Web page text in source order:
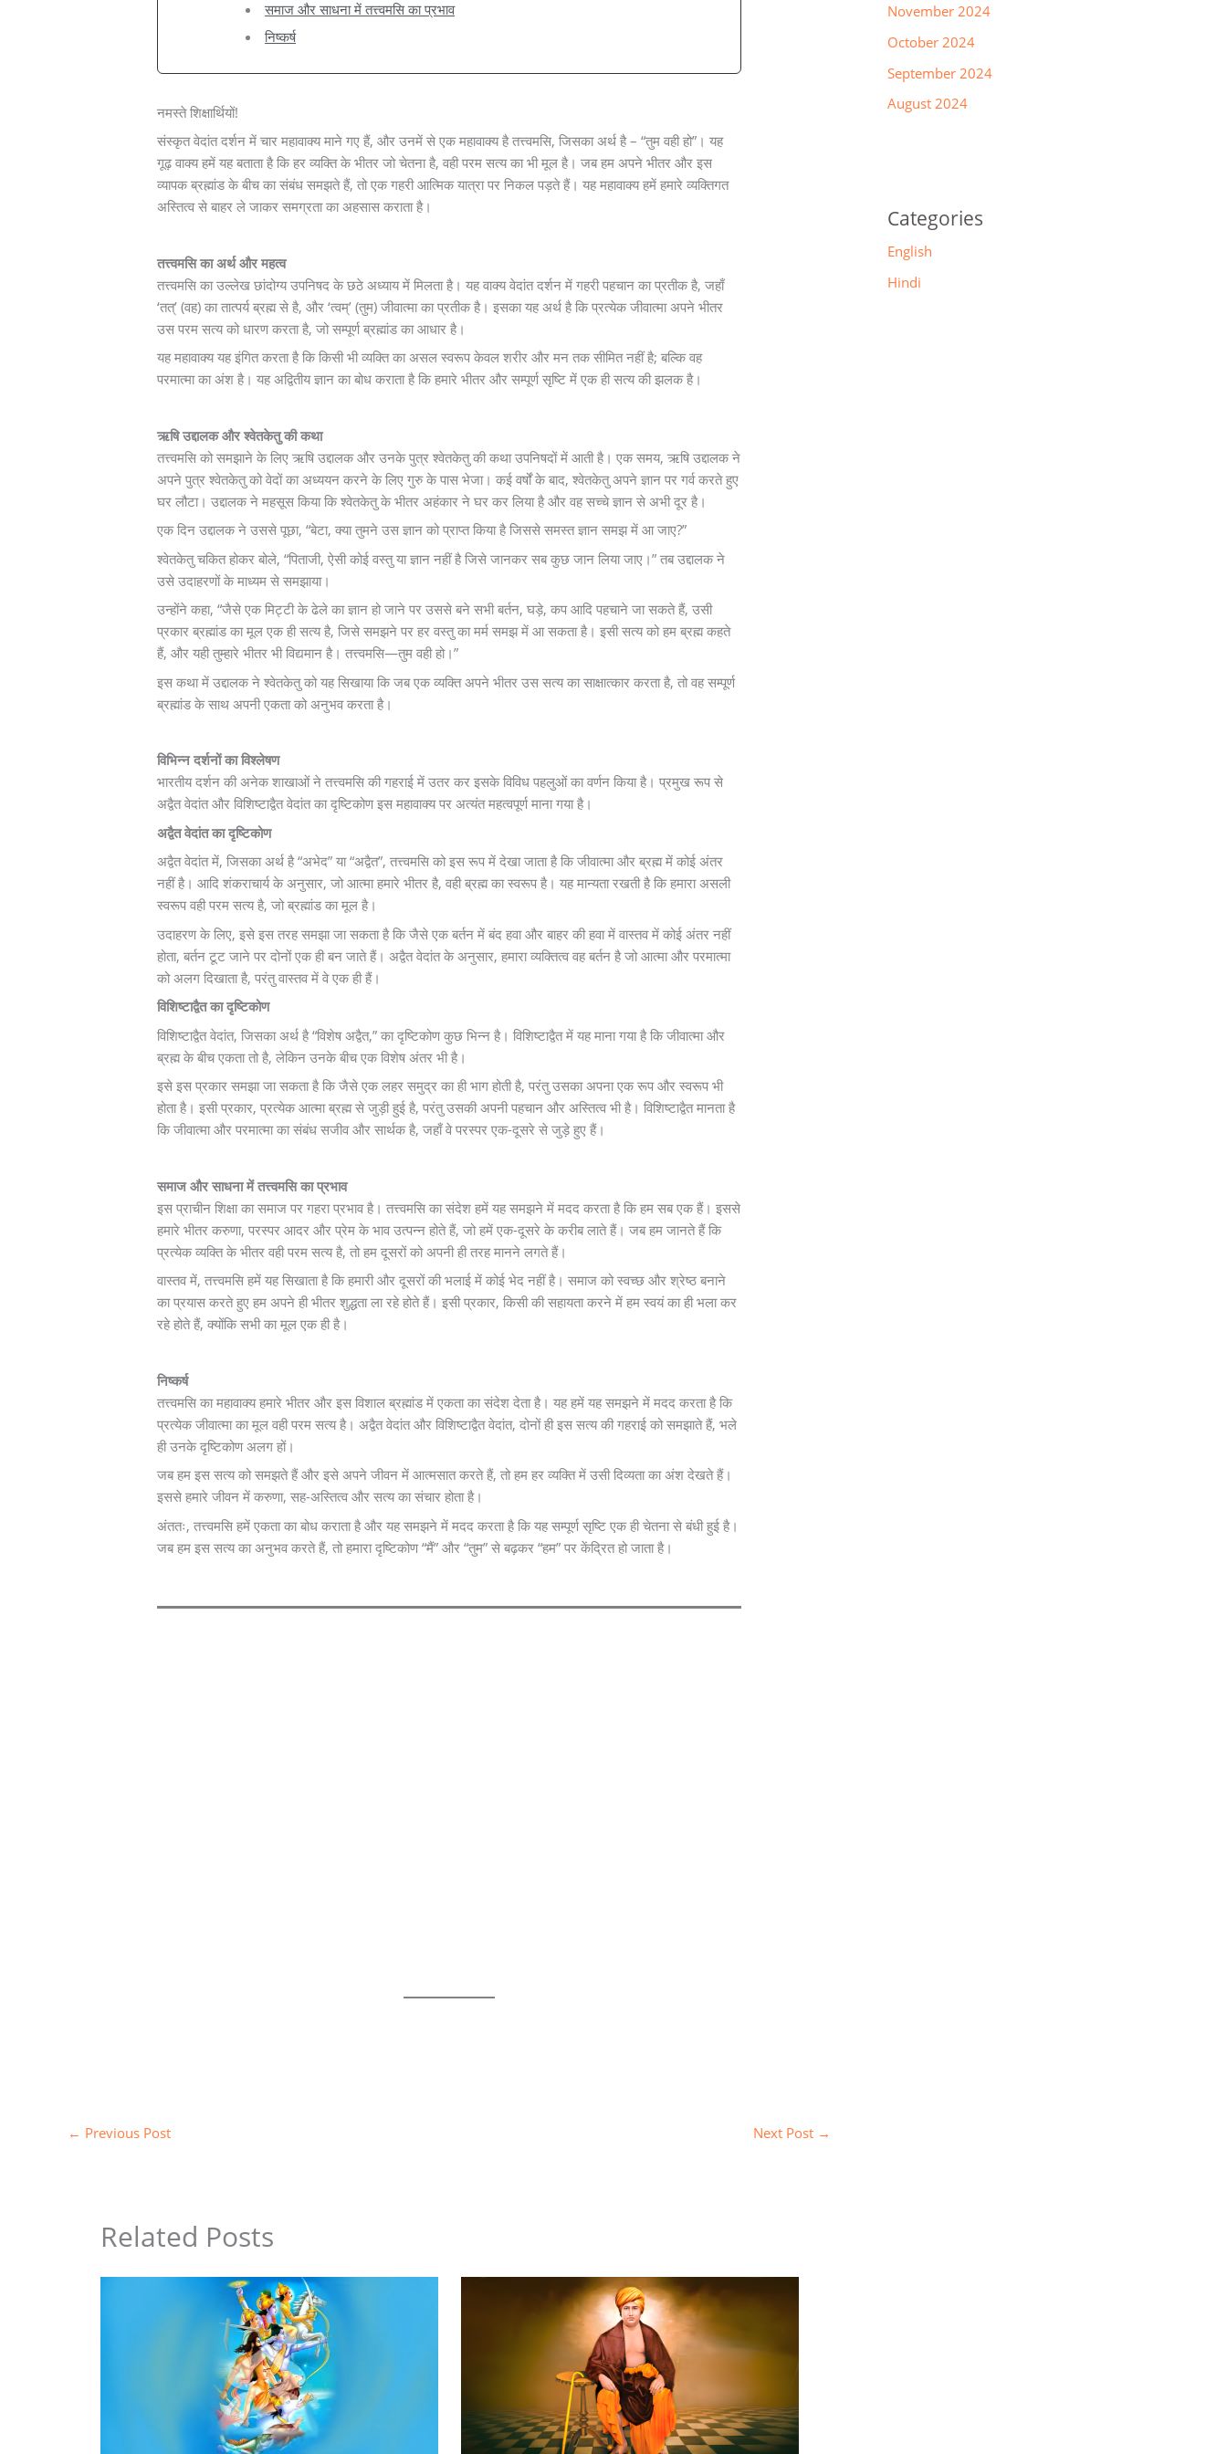
समाज और साधना में तत्त्वमसि का प्रभाव
निष्कर्ष
नमस्ते शिक्षार्थियों!
संस्कृत वेदांत दर्शन में चार महावाक्य माने गए हैं, और उनमें से एक महावाक्य है तत्त्वमसि, जिसका अर्थ है – “तुम वही हो”। यह
गूढ़ वाक्य हमें यह बताता है कि हर व्यक्ति के भीतर जो चेतना है, वही परम सत्य का भी मूल है। जब हम अपने भीतर और इस
व्यापक ब्रह्मांड के बीच का संबंध समझते हैं, तो एक गहरी आत्मिक यात्रा पर निकल पड़ते हैं। यह महावाक्य हमें हमारे व्यक्तिगत
अस्तित्व से बाहर ले जाकर समग्रता का अहसास कराता है।
तत्त्वमसि का अर्थ और महत्व
तत्त्वमसि का उल्लेख छांदोग्य उपनिषद के छठे अध्याय में मिलता है। यह वाक्य वेदांत दर्शन में गहरी पहचान का प्रतीक है, जहाँ
‘तत्’ (वह) का तात्पर्य ब्रह्म से है, और ‘त्वम्’ (तुम) जीवात्मा का प्रतीक है। इसका यह अर्थ है कि प्रत्येक जीवात्मा अपने भीतर
उस परम सत्य को धारण करता है, जो सम्पूर्ण ब्रह्मांड का आधार है।
यह महावाक्य यह इंगित करता है कि किसी भी व्यक्ति का असल स्वरूप केवल शरीर और मन तक सीमित नहीं है; बल्कि वह
परमात्मा का अंश है। यह अद्वितीय ज्ञान का बोध कराता है कि हमारे भीतर और सम्पूर्ण सृष्टि में एक ही सत्य की झलक है।
ऋषि उद्दालक और श्वेतकेतु की कथा
तत्त्वमसि को समझाने के लिए ऋषि उद्दालक और उनके पुत्र श्वेतकेतु की कथा उपनिषदों में आती है। एक समय, ऋषि उद्दालक ने
अपने पुत्र श्वेतकेतु को वेदों का अध्ययन करने के लिए गुरु के पास भेजा। कई वर्षों के बाद, श्वेतकेतु अपने ज्ञान पर गर्व करते हुए
घर लौटा। उद्दालक ने महसूस किया कि श्वेतकेतु के भीतर अहंकार ने घर कर लिया है और वह सच्चे ज्ञान से अभी दूर है।
एक दिन उद्दालक ने उससे पूछा, “बेटा, क्या तुमने उस ज्ञान को प्राप्त किया है जिससे समस्त ज्ञान समझ में आ जाए?”
श्वेतकेतु चकित होकर बोले, “पिताजी, ऐसी कोई वस्तु या ज्ञान नहीं है जिसे जानकर सब कुछ जान लिया जाए।” तब उद्दालक ने
उसे उदाहरणों के माध्यम से समझाया।
उन्होंने कहा, “जैसे एक मिट्टी के ढेले का ज्ञान हो जाने पर उससे बने सभी बर्तन, घड़े, कप आदि पहचाने जा सकते हैं, उसी
प्रकार ब्रह्मांड का मूल एक ही सत्य है, जिसे समझने पर हर वस्तु का मर्म समझ में आ सकता है। इसी सत्य को हम ब्रह्म कहते
हैं, और यही तुम्हारे भीतर भी विद्यमान है। तत्त्वमसि—तुम वही हो।”
इस कथा में उद्दालक ने श्वेतकेतु को यह सिखाया कि जब एक व्यक्ति अपने भीतर उस सत्य का साक्षात्कार करता है, तो वह सम्पूर्ण
ब्रह्मांड के साथ अपनी एकता को अनुभव करता है।
विभिन्न दर्शनों का विश्लेषण
भारतीय दर्शन की अनेक शाखाओं ने तत्त्वमसि की गहराई में उतर कर इसके विविध पहलुओं का वर्णन किया है। प्रमुख रूप से
अद्वैत वेदांत और विशिष्टाद्वैत वेदांत का दृष्टिकोण इस महावाक्य पर अत्यंत महत्वपूर्ण माना गया है।
अद्वैत वेदांत का दृष्टिकोण
अद्वैत वेदांत में, जिसका अर्थ है “अभेद” या “अद्वैत”, तत्त्वमसि को इस रूप में देखा जाता है कि जीवात्मा और ब्रह्म में कोई अंतर
नहीं है। आदि शंकराचार्य के अनुसार, जो आत्मा हमारे भीतर है, वही ब्रह्म का स्वरूप है। यह मान्यता रखती है कि हमारा असली
स्वरूप वही परम सत्य है, जो ब्रह्मांड का मूल है।
उदाहरण के लिए, इसे इस तरह समझा जा सकता है कि जैसे एक बर्तन में बंद हवा और बाहर की हवा में वास्तव में कोई अंतर नहीं
होता, बर्तन टूट जाने पर दोनों एक ही बन जाते हैं। अद्वैत वेदांत के अनुसार, हमारा व्यक्तित्व वह बर्तन है जो आत्मा और परमात्मा
को अलग दिखाता है, परंतु वास्तव में वे एक ही हैं।
विशिष्टाद्वैत का दृष्टिकोण
विशिष्टाद्वैत वेदांत, जिसका अर्थ है “विशेष अद्वैत,” का दृष्टिकोण कुछ भिन्न है। विशिष्टाद्वैत में यह माना गया है कि जीवात्मा और
ब्रह्म के बीच एकता तो है, लेकिन उनके बीच एक विशेष अंतर भी है।
इसे इस प्रकार समझा जा सकता है कि जैसे एक लहर समुद्र का ही भाग होती है, परंतु उसका अपना एक रूप और स्वरूप भी
होता है। इसी प्रकार, प्रत्येक आत्मा ब्रह्म से जुड़ी हुई है, परंतु उसकी अपनी पहचान और अस्तित्व भी है। विशिष्टाद्वैत मानता है
कि जीवात्मा और परमात्मा का संबंध सजीव और सार्थक है, जहाँ वे परस्पर एक-दूसरे से जुड़े हुए हैं।
समाज और साधना में तत्त्वमसि का प्रभाव
इस प्राचीन शिक्षा का समाज पर गहरा प्रभाव है। तत्त्वमसि का संदेश हमें यह समझने में मदद करता है कि हम सब एक हैं। इससे
हमारे भीतर करुणा, परस्पर आदर और प्रेम के भाव उत्पन्न होते हैं, जो हमें एक-दूसरे के करीब लाते हैं। जब हम जानते हैं कि
प्रत्येक व्यक्ति के भीतर वही परम सत्य है, तो हम दूसरों को अपनी ही तरह मानने लगते हैं।
वास्तव में, तत्त्वमसि हमें यह सिखाता है कि हमारी और दूसरों की भलाई में कोई भेद नहीं है। समाज को स्वच्छ और श्रेष्ठ बनाने
का प्रयास करते हुए हम अपने ही भीतर शुद्धता ला रहे होते हैं। इसी प्रकार, किसी की सहायता करने में हम स्वयं का ही भला कर
रहे होते हैं, क्योंकि सभी का मूल एक ही है।
निष्कर्ष
तत्त्वमसि का महावाक्य हमारे भीतर और इस विशाल ब्रह्मांड में एकता का संदेश देता है। यह हमें यह समझने में मदद करता है कि
प्रत्येक जीवात्मा का मूल वही परम सत्य है। अद्वैत वेदांत और विशिष्टाद्वैत वेदांत, दोनों ही इस सत्य की गहराई को समझाते हैं, भले
ही उनके दृष्टिकोण अलग हों।
जब हम इस सत्य को समझते हैं और इसे अपने जीवन में आत्मसात करते हैं, तो हम हर व्यक्ति में उसी दिव्यता का अंश देखते हैं।
इससे हमारे जीवन में करुणा, सह-अस्तित्व और सत्य का संचार होता है।
अंततः, तत्त्वमसि हमें एकता का बोध कराता है और यह समझने में मदद करता है कि यह सम्पूर्ण सृष्टि एक ही चेतना से बंधी हुई है।
जब हम इस सत्य का अनुभव करते हैं, तो हमारा दृष्टिकोण “मैं” और “तुम” से बढ़कर “हम” पर केंद्रित हो जाता है।
← Previous Post Next Post →
Related Posts
November 2024
October 2024
September 2024
August 2024
Categories
English
Hindi